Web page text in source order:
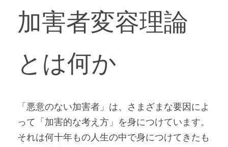
加害者変容理論
とは何か
「悪意のない加害者」は、さまざまな要因によ
って「加害的な考え方」を身につけています。
それは何十年もの人生の中で身につけてきたも